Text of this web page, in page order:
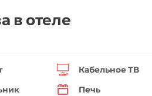
в отеле
Кабельное ТВ
Печь